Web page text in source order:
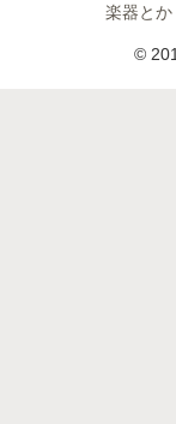
楽器とか
©